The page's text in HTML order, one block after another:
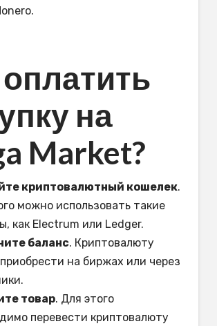
на
Market?
криптовалютный кошелек.
можно использовать такие
как Electrum или Ledger.
баланс. Криптовалюту
на биржах или через
товар. Для этого
перевести криптовалюту